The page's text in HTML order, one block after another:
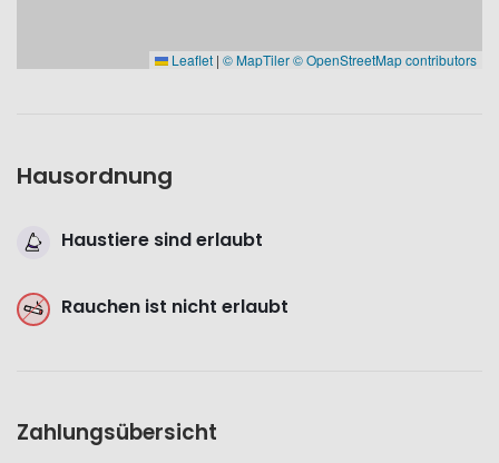
Leaflet | © MapTiler© OpenStreetMap contributors
Hausordnung
Haustiere sind erlaubt
Rauchen ist nicht erlaubt
Zahlungsübersicht